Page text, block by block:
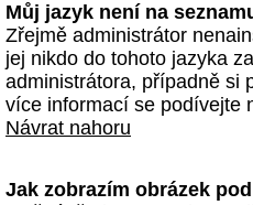
Můj jazyk není na
Zřejmě administrátor
jej nikdo do tohoto jazyka
administrátora, případně si
více informací se podívejte
Návrat nahoru
Jak zobrazím obrázek